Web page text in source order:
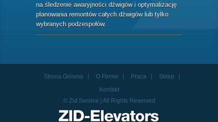
na śledzenie awaryjności dźwigów i optymalizację
planowania remontów całych dźwigów lub tylko
wybranych podzespołów.
Strona Główna O Firmie Praca
Sklep
Kontakt
© Zid Service | All Rights Reserved